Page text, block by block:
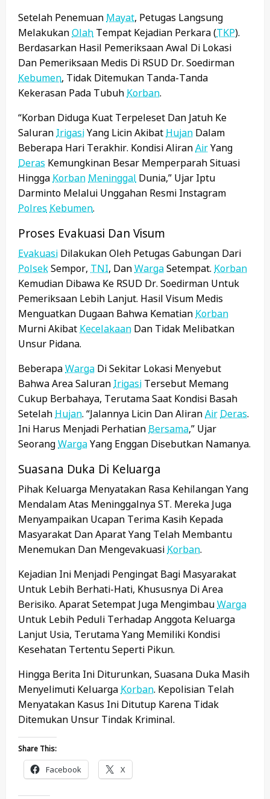
Setelah Penemuan Mayat, Petugas Langsung
MelakukanOlah Tempat Kejadian Perkara (TKP).
Berdasarkan Hasil Pemeriksaan Awal Di Lokasi
Dan Pemeriksaan Medis Di RSUD Dr. Soedirman
Kebumen, Tidak Ditemukan Tanda-Tanda
Kekerasan Pada Tubuh Korban.
“Korban Diduga Kuat Terpeleset Dan Jatuh Ke
Saluran IrigasiYang Licin Akibat Hujan Dalam
Beberapa Hari Terakhir. Kondisi AliranAirYang
Deras Kemungkinan Besar Memperparah Situasi
Hingga Korban Meninggal Dunia,” Ujar Iptu
Darminto Melalui Unggahan Resmi Instagram
Polres Kebumen.
Proses Evakuasi Dan Visum
Evakuasi Dilakukan Oleh Petugas Gabungan Dari
PolsekSempor, TNI, DanWargaSetempat. Korban
Kemudian Dibawa Ke RSUD Dr. Soedirman Untuk
Pemeriksaan Lebih Lanjut. Hasil Visum Medis
Menguatkan Dugaan Bahwa Kematian Korban
Murni Akibat Kecelakaan Dan Tidak Melibatkan
Unsur Pidana.
BeberapaWarga Di Sekitar Lokasi Menyebut
Bahwa Area Saluran Irigasi Tersebut Memang
Cukup Berbahaya, Terutama Saat Kondisi Basah
Setelah Hujan. “Jalannya Licin Dan AliranAir Deras.
Ini Harus Menjadi Perhatian Bersama,” Ujar
SeorangWargaYang Enggan Disebutkan Namanya.
Suasana Duka Di Keluarga
Pihak Keluarga Menyatakan Rasa Kehilangan Yang
Mendalam Atas Meninggalnya ST. Mereka Juga
Menyampaikan Ucapan Terima Kasih Kepada
Masyarakat Dan Aparat Yang Telah Membantu
Menemukan Dan Mengevakuasi Korban.
Kejadian Ini Menjadi Pengingat Bagi Masyarakat
Untuk Lebih Berhati-Hati, Khususnya Di Area
Berisiko. Aparat Setempat Juga MengimbauWarga
Untuk Lebih Peduli Terhadap Anggota Keluarga
Lanjut Usia, Terutama Yang Memiliki Kondisi
Kesehatan Tertentu Seperti Pikun.
Hingga Berita Ini Diturunkan, Suasana Duka Masih
Menyelimuti Keluarga Korban. Kepolisian Telah
Menyatakan Kasus Ini Ditutup Karena Tidak
Ditemukan Unsur Tindak Kriminal.
Share This:
Facebook X